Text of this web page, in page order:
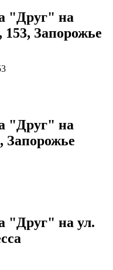
"Друг" на
153, Запорожье
"Друг" на
Запорожье
"Друг" на ул.